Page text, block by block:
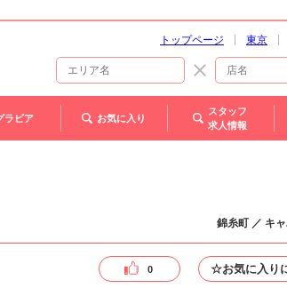
トップページ 東京
ラビア お気に入り
スタッフ
求人情報
錦糸町 ／ キ
0 ☆お気に入り